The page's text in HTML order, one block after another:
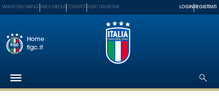
WHISTLEBLOWING AREA MEDIA CONTATTI ASSICURAZIONE LOGIN REGISTRATI
Home
figc.it